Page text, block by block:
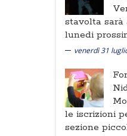
stavolta sarà
lunedi
venerdì 31
le iscrizioni
sezione